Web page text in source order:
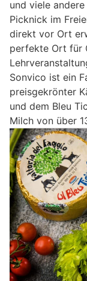
und viele
Picknick im
direkt vor Ort
perfekte Ort für
Sonvico ist ein
preisgekrönter
und dem Bleu
Milch von über